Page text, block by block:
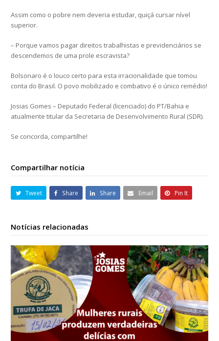
Assim como o pobre nem deveria estudar, quiçá cursar nível
superior.
– Porque vamos pagar direitos trabalhistas e previdenciários se
descendemos de uma prole escravista?
Bolsonaro é o louco certo para esta irracionalidade que tomou
conta do Brasil. O povo mobilizado e combativo é o único remédio!
Josias Gomes – Deputado Federal (licenciado) do PT/Bahia e
atualmente titular da Secretaria de Desenvolvimento Rural (SDR).
Se concorda, compartilhe!
Compartilhar notícia
Tweet Share Share Email Pin It
Notícias relacionadas